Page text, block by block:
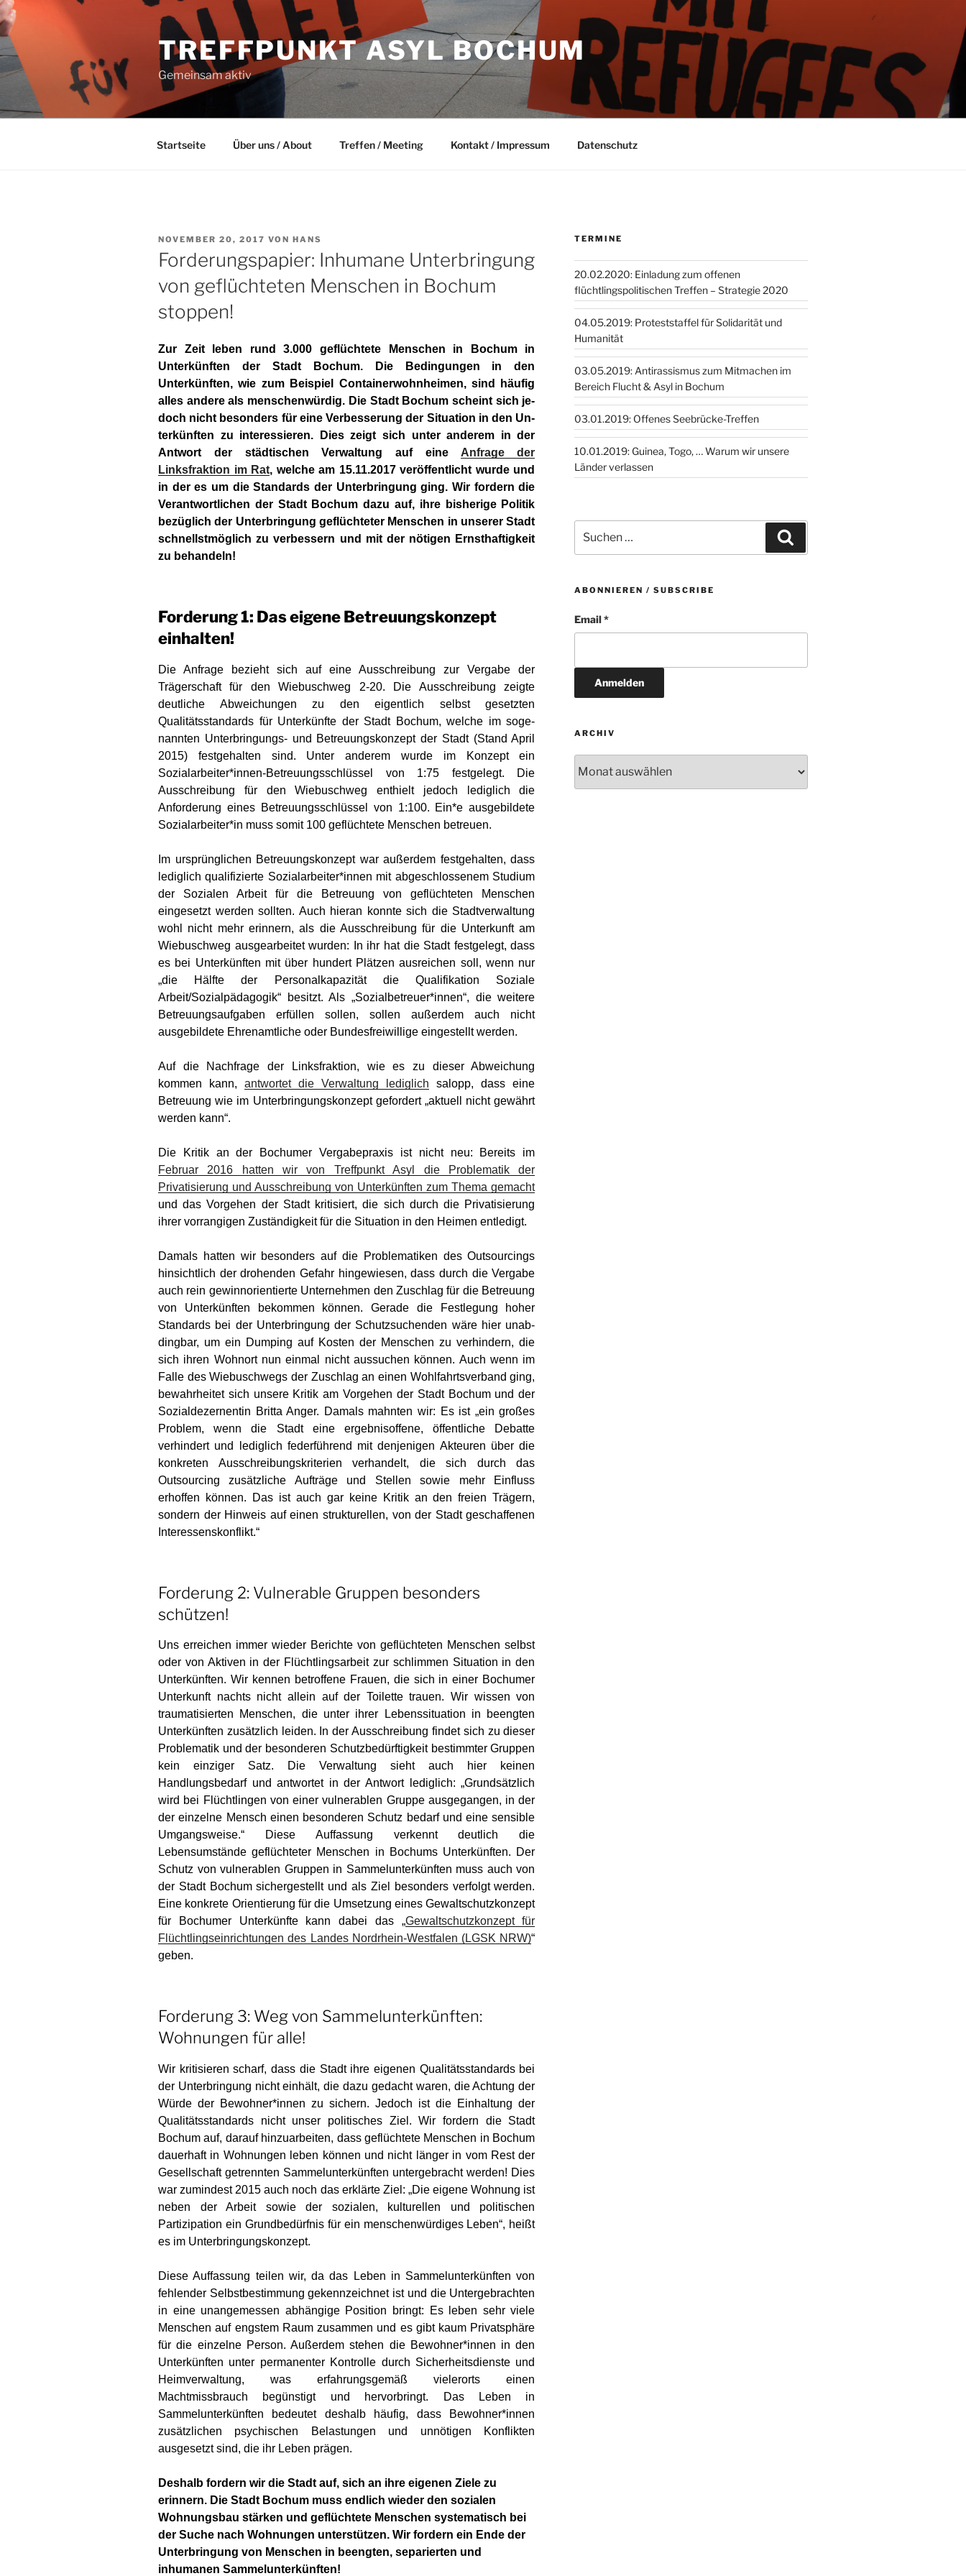
Zum
Inhalt
springen
TREFFPUNKT ASYL BOCHUM
Gemeinsam aktiv
Startseite Über uns / About Treffen / Meeting Kontakt / Impressum Datenschutz
VERÖFFENTLICHT
AM
NOVEMBER 20, 2017 VON HANS
Forderungspapier: Inhumane Unterbringung
von geflüchteten Men­schen in Bochum
stoppen!
Zur Zeit leben rund 3.000 geflüchtete Menschen in Bochum in
Unterkünften der Stadt Bochum. Die Bedingungen in den
Unterkünften, wie zum Beispiel Container­wohnheimen, sind häufig
alles andere als menschenwürdig. Die Stadt Bochum scheint sich je­
doch nicht besonders für eine Verbesserung der Situation in den Un­
terkünften zu inter­essieren. Dies zeigt sich unter anderem in der
Antwort der städ­tischen Verwaltung auf eine Anfrage der
Linksfraktion im Rat, welche am 15.11.2017 veröffentlicht wurde und
in der es um die Standards der Unterbringung ging. Wir fordern die
Verantwortlichen der Stadt Bochum dazu auf, ihre bisherige Politik
be­züglich der Unterbringung geflüch­teter Menschen in unserer Stadt
schnellstmöglich zu verbessern und mit der nötigen Ernsthaftigkeit
zu behandeln!
Forderung 1: Das eigene Betreuungskonzept
einhalten!
Die Anfrage bezieht sich auf eine Ausschreibung zur Vergabe der
Trägerschaft für den Wie­buschweg 2-20. Die Ausschreibung zeigte
deutliche Abweichungen zu den eigentlich selbst gesetzten
Qualitätsstandards für Unterkünfte der Stadt Bochum, welche im soge­
nannten Un­terbringungs- und Betreuungskonzept der Stadt (Stand April
2015) festgehal­ten sind. Unter anderem wurde im Konzept ein
Sozialarbeiter*innen-Betreuungsschlüssel von 1:75 fest­gelegt. Die
Ausschreibung für den Wiebuschweg enthielt jedoch lediglich die
Anforderung ei­nes Betreuungsschlüssel von 1:100. Ein*e ausgebildete
Sozialarbeiter*in muss somit 100 ge­flüchtete Menschen betreuen.
Im ursprünglichen Betreuungskonzept war außerdem festgehalten, dass
lediglich qualifi­zierte Sozialarbeiter*innen mit abgeschlossenem Studium
der Sozialen Arbeit für die Betreu­ung von ge­flüchteten Menschen
eingesetzt werden sollten. Auch hieran konnte sich die Stadtverwaltung
wohl nicht mehr erinnern, als die Ausschreibung für die Unterkunft am
Wiebuschweg ausge­arbeitet wurden: In ihr hat die Stadt festgelegt, dass
es bei Unterkünf­ten mit über hundert Plätzen ausreichen soll, wenn nur
„die Hälfte der Personalkapazität die Qualifikation Soziale
Arbeit/Sozialpädagogik“ besitzt.Als „Sozialbetreuer*innen“, die weitere
Betreuungsaufgaben erfüllen sollen, sollen außer­dem auch nicht
ausgebildete Ehrenamtliche oder Bundesfreiwillige eingestellt werden.
Auf die Nachfrage der Linksfraktion, wie es zu dieser Abweichung
kommen kann,antwortet die Verwaltung lediglich salopp, dass eine
Betreuung wie im Unterbringungskonzept gefor­dert „aktuell nicht gewährt
werden kann“.
Die Kritik an der Bochumer Vergabepraxis ist nicht neu: Bereits im
Februar 2016 hatten wir von Treffpunkt Asyl die Problematik der
Privatisierung und Ausschreibung von Unter­künften zum Thema gemacht
und das Vorgehen der Stadt kritisiert, die sich durch die Pri­vatisierung
ihrer vorrangigen Zuständigkeit für die Situation in den Heimen entledigt.
Damals hatten wir besonders auf die Problematiken des Outsourcings
hinsichtlich der dro­henden Gefahr hingewiesen, dass durch die Vergabe
auch rein gewinnorientierte Unter­nehmen den Zuschlag für die Betreuung
von Unterkünften bekommen können. Gerade die Fest­legung hoher
Standards bei der Unterbringung der Schutzsuchenden wäre hier unab­
dingbar, um ein Dumping auf Kosten der Menschen zu verhindern, die
sich ihren Wohnort nun einmal nicht aussuchen können. Auch wenn im
Falle des Wiebuschwegs der Zu­schlag an einen Wohlfahrtsverband ging,
bewahrheitet sich unsere Kritik am Vorgehen der Stadt Bochum und der
Sozialdezernentin Britta Anger. Damals mahnten wir: Es ist „ein großes
Problem, wenn die Stadt eine ergebnisoffene, öffentliche Debatte
verhindert und lediglich federführend mit denjenigen Akteuren über die
konkreten Ausschreibungskriterien verhandelt, die sich durch das
Outsourcing zusätzliche Aufträge und Stellen sowie mehr Einfluss
erhoffen können. Das ist auch gar keine Kritik an den freien Trägern,
sondern der Hinweis auf einen strukturellen, von der Stadt geschaffenen
Interessenskonflikt.“
Forderung 2: Vulnerable Gruppen besonders
schützen!
Uns erreichen immer wieder Berichte von geflüchteten Menschen selbst
oder von Aktiven in der Flüchtlingsarbeit zur schlimmen Situation in den
Unterkünften. Wir kennen betroffe­ne Frauen, die sich in einer Bochumer
Unterkunft nachts nicht allein auf der Toilette trau­en. Wir wissen von
traumatisierten Menschen, die unter ihrer Lebenssituation in beengten
Unterkünf­ten zusätzlich leiden. In der Ausschreibung findet sich zu dieser
Problematik und der beson­deren Schutzbedürftigkeit bestimmter Gruppen
kein einziger Satz. Die Verwal­tung sieht auch hier keinen
Handlungsbedarf und antwortet in der Antwort lediglich: „Grundsätzlich
wird bei Flüchtlingen von einer vulnerablen Gruppe ausgegangen, in der
der einzelne Mensch einen besonderen Schutz bedarf und eine sensible
Umgangsweise.“ Diese Auffassung verkennt deutlich die
Lebensumstände geflüchteter Menschen in Bo­chums Unterkünften. Der
Schutz von vulnerablen Gruppen in Sammelunterkünften muss auch von
der Stadt Bochum sicherge­stellt und als Ziel besonders verfolgt werden.
Eine konkrete Orientierung für die Umsetzung eines Gewaltschutzkonzept
für Bochumer Unter­künfte kann dabei das „Gewaltschutzkonzept für
Flüchtlingseinrichtungen des Landes Nordrhein-Westfalen (LGSK NRW)“
geben.
Forderung 3: Weg von Sammelunterkünften:
Wohnungen für alle!
Wir kritisieren scharf, dass die Stadt ihre eigenen Qualitätsstandards bei
der Unterbrin­gung nicht einhält, die dazu gedacht waren, die Achtung der
Würde der Bewohner*innen zu sichern. Jedoch ist die Einhaltung der
Qualitätsstandards nicht unser politisches Ziel. Wir for­dern die Stadt
Bochum auf, darauf hinzuarbeiten, dass geflüchtete Menschen in Bo­chum
dau­erhaft in Wohnungen leben können und nicht länger in vom Rest der
Gesell­schaft ge­trennten Sammelunterkünften untergebracht werden! Dies
war zumindest 2015 auch noch das erklärte Ziel: „Die eigene Wohnung ist
neben der Arbeit sowie der sozialen, kulturellen und politischen
Partizipation ein Grundbedürfnis für ein menschenwürdiges Le­ben“, heißt
es im Unterbringungskonzept.
Diese Auffassung teilen wir, da das Leben in Sammelunterkünften von
fehlender Selbstbe­stimmung gekennzeichnet ist und die Untergebrachten
in eine unangemessen abhängige Po­sition bringt: Es leben sehr viele
Menschen auf engstem Raum zusammen und es gibt kaum Privatsphäre
für die einzelne Person. Außerdem stehen die Bewohner*innen in den
Unter­künften unter permanenter Kontrolle durch Sicherheitsdienste und
Heimverwaltung, was er­fahrungsgemäß vielerorts einen
Machtmissbrauch begünstigt und hervorbringt. Das Leben in
Sammelunterkünften bedeutet deshalb häufig, dass Bewohner*innen
zusätzli­chen psychi­schen Belastungen und unnötigen Konflikten
ausgesetzt sind, die ihr Leben prägen.
Deshalb fordern wir die Stadt auf, sich an ihre eigenen Ziele zu
erinnern. Die Stadt Bo­chum muss endlich wieder den sozialen
Wohnungsbau stärken und geflüchtete Menschen syste­matisch bei
der Suche nach Wohnungen unterstützen. Wir fordern ein Ende der
Un­terbringung von Menschen in beengten, separierten und
inhumanen Sammelunterkünften!
TERMINE
20.02.2020: Einladung zum offenen
flüchtlingspolitischen Treffen – Strategie 2020
04.05.2019: Proteststaffel für Solidarität und
Humanität
03.05.2019: Antirassismus zum Mitmachen im
Bereich Flucht & Asyl in Bochum
03.01.2019: Offenes Seebrücke-Treffen
10.01.2019: Guinea, Togo, … Warum wir unsere
Länder verlassen
nach:
ABONNIEREN / SUBSCRIBE
Email *
ARCHIV